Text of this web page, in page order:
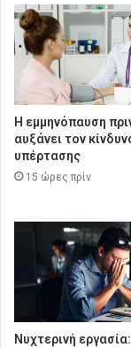
Η εμμηνόπαυση
αυξάνει τον
υπέρτασης
15 ώρες πρίν
Νυχτερινή